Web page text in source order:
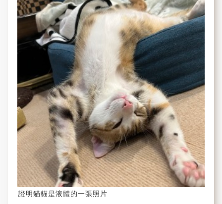
證明貓貓是液體的一張照片